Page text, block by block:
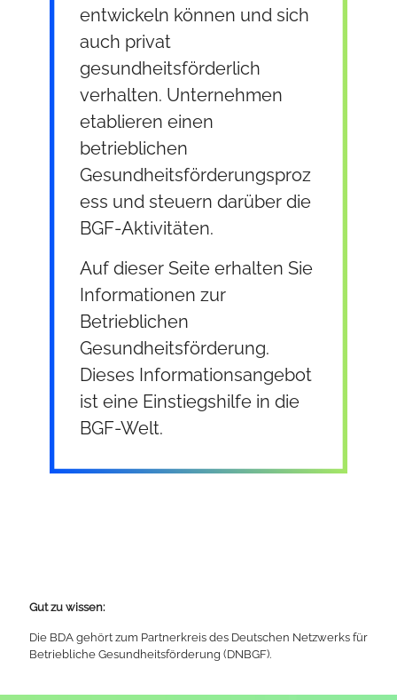
entwickeln können und sich
auch privat
gesundheitsförderlich
verhalten. Unternehmen
etablieren einen
betrieblichen
Gesundheitsförderungsproz
ess und steuern darüber die
BGF-Aktivitäten.
Auf dieser Seite erhalten Sie
Informationen zur
Betrieblichen
Gesundheitsförderung.
Dieses Informationsangebot
ist eine Einstiegshilfe in die
BGF-Welt.
Gut zu wissen:
Die BDA gehört zum Partnerkreis des Deutschen Netzwerks für
Betriebliche Gesundheitsförderung (DNBGF).